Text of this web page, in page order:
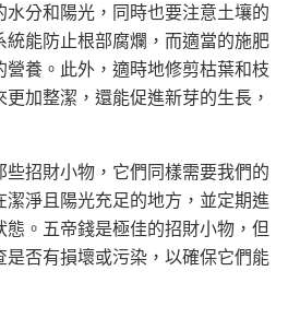
分和陽光，同時也要注意土壤的
統能防止根部腐爛，而適當的施肥
養。此外，適時地修剪枯葉和枝
加整潔，還能促進新芽的生長，
招財小物，它們同樣需要我們的
潔淨且陽光充足的地方，並定期進
。五帝錢是極佳的招財小物，但
是否有損壞或污染，以確保它們能